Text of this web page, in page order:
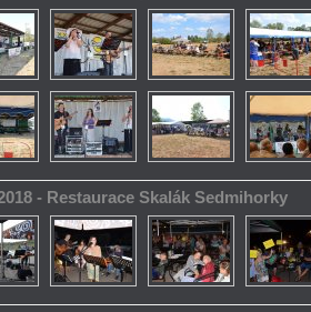
- Restaurace Skalák Sedmihorky